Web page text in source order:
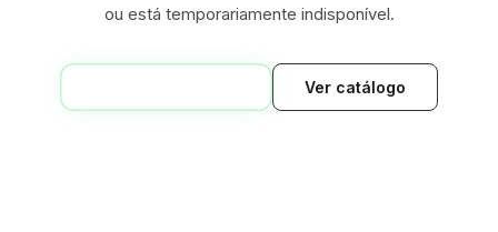
ou está temporariamente indisponível.
Ver catálogo